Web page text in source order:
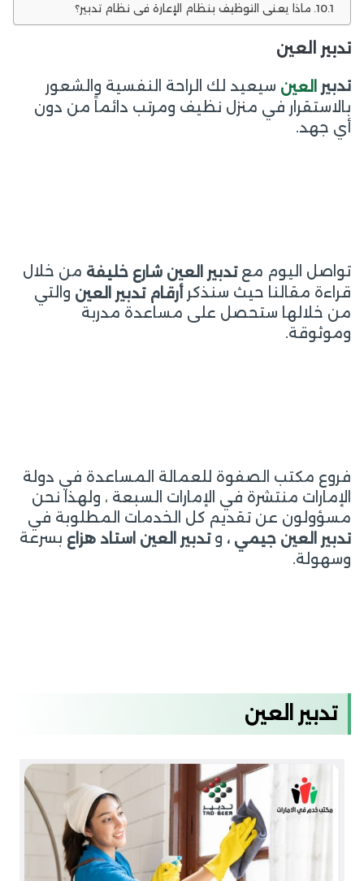
ماذا يعني التوظيف بنظام الإعارة في نظام تدبير؟
تدبير العين
تدبير العين سيعيد لك الراحة النفسية والشعور
بالاستقرار في منزل نظيف ومرتب دائماً من دون
أي جهد.
تواصل اليوم معتدبير العين شارع خليفة من خلال
قراءة مقالنا حيث سنذكرأرقام تدبير العين والتي
من خلالها ستحصل على مساعدة مدربة
وموثوقة.
فروع مكتب الصفوة للعمالة المساعدة في دولة
الإمارات منتشرة في الإمارات السبعة ، ولهذا نحن
مسؤولون عن تقديم كل الخدمات المطلوبة في
تدبير العين جيمي ، وتدبير العين استاد هزاع بسرعة
وسهولة.
تدبير العين